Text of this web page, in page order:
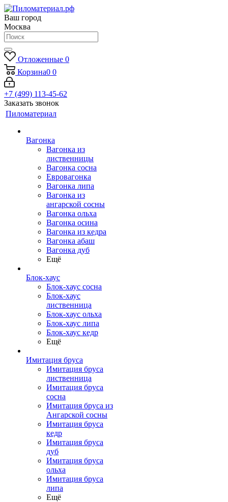
Ваш город
Москва
Отложенные 0
Корзина0 0
+7 (499) 113-45-62
Заказать звонок
Пиломатериал
Вагонка
Вагонка из
лиственницы
Вагонка сосна
Евровагонка
Вагонка липа
Вагонка из
ангарской сосны
Вагонка ольха
Вагонка осина
Вагонка из кедра
Вагонка абаш
Вагонка дуб
Ещё
Блок-хаус
Блок-хаус сосна
Блок-хаус
лиственница
Блок-хаус ольха
Блок-хаус липа
Блок-хаус кедр
Ещё
Имитация бруса
Имитация бруса
лиственница
Имитация бруса
сосна
Имитация бруса из
Ангарской сосны
Имитация бруса
кедр
Имитация бруса
дуб
Имитация бруса
ольха
Имитация бруса
липа
Ещё